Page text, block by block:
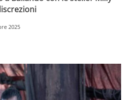
2025